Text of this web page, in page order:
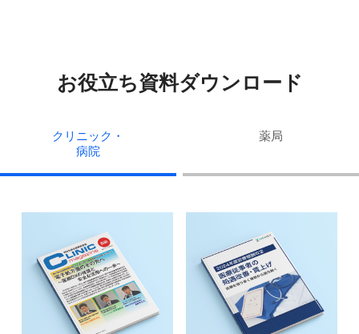
お役立ち資料ダウンロード
クリニック・
病院
薬局